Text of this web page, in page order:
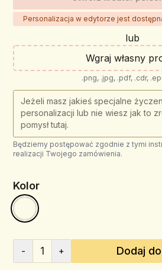
Personalizacja w edytorze jest
lub
Wgraj własny
.png, .jpg, .pdf, .cdr,
Będziemy postępować zgodnie z tymi
realizacji Twojego zamówienia.
Kolor
- 1 + Dodaj